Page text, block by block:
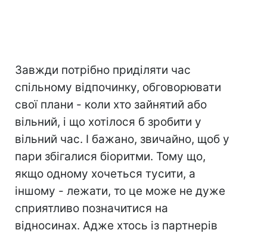
Завжди потрібно приділяти час
спільному відпочинку, обговорювати
свої плани - коли хто зайнятий або
вільний, і що хотілося б зробити у
вільний час. І бажано, звичайно, щоб у
пари збігалися біоритми. Тому що,
якщо одному хочеться тусити, а
іншому - лежати, то це може не дуже
сприятливо позначитися на
відносинах. Адже хтось із партнерів